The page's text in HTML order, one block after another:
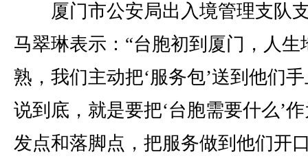
厦门市公安局出入境管理支队
马翠琳表示：“台胞初到厦门，人生
熟，我们主动把‘服务包’送到他们
说到底，就是要把‘台胞需要什么’
发点和落脚点，把服务做到他们开